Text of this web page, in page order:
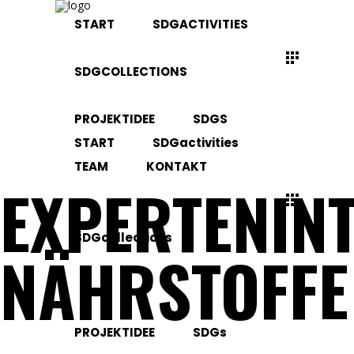
START SDGactivities
SDGcollections
PROJEKTIDEE SDGs
START SDGACTIVITIES
SDGCOLLECTIONS
PROJEKTIDEE SDGS
TEAM KONTAKT